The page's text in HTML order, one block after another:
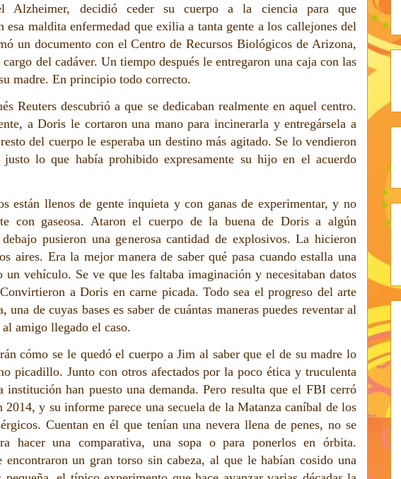
Alzheimer, decidió ceder su cuerpo a la ciencia para que
esa maldita enfermedad que exilia a tanta gente a los callejones del
un documento con el Centro de Recursos Biológicos de Arizona,
cargo del cadáver. Un tiempo después le entregaron una caja con las
madre. En principio todo correcto.
Reuters descubrió a que se dedicaban realmente en aquel centro.
a Doris le cortaron una mano para incinerarla y entregársela a
del cuerpo le esperaba un destino más agitado. Se lo vendieron
lo que había prohibido expresamente su hijo en el acuerdo
están llenos de gente inquieta y con ganas de experimentar, y no
con gaseosa. Ataron el cuerpo de la buena de Doris a algún
pusieron una generosa cantidad de explosivos. La hicieron
aires. Era la mejor manera de saber qué pasa cuando estalla una
un vehículo. Se ve que les faltaba imaginación y necesitaban datos
a Doris en carne picada. Todo sea el progreso del arte
una de cuyas bases es saber de cuántas maneras puedes reventar al
amigo llegado el caso.
cómo se le quedó el cuerpo a Jim al saber que el de su madre lo
picadillo. Junto con otros afectados por la poco ética y truculenta
institución han puesto una demanda. Pero resulta que el FBI cerró
2014, y su informe parece una secuela de la Matanza caníbal de los
Cuentan en él que tenían una nevera llena de penes, no se
hacer una comparativa, una sopa o para ponerlos en órbita.
encontraron un gran torso sin cabeza, al que le habían cosido una